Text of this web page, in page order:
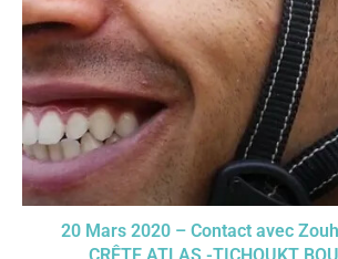
20 Mars 2020 – Contact avec